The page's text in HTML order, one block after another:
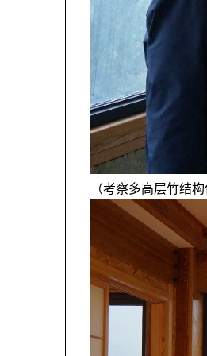
（考察多高层竹结